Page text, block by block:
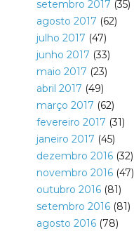
setembro 2017 (35)
agosto 2017 (62)
julho 2017 (47)
junho 2017 (33)
maio 2017 (23)
abril 2017 (49)
março 2017 (62)
fevereiro 2017 (31)
janeiro 2017 (45)
dezembro 2016(32)
novembro 2016(47)
outubro 2016(81)
setembro 2016(81)
agosto 2016(78)